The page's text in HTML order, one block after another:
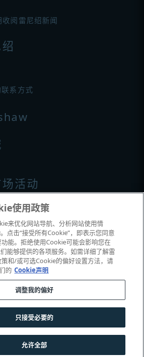
收阅雷尼绍新闻
系方式
活动
plc。版权所有。
辅助功能|
使用政策
来优化网站导航、分析网站使用情
点击“接受所有Cookie”，即表示您同意
能。拒绝使用Cookie可能会影响您在
能够提供的各项服务。如需详细了解雷
和/或可选Cookie的偏好设置方法，请
的 Cookie声明
调整我的偏好
只接受必要的
允许全部